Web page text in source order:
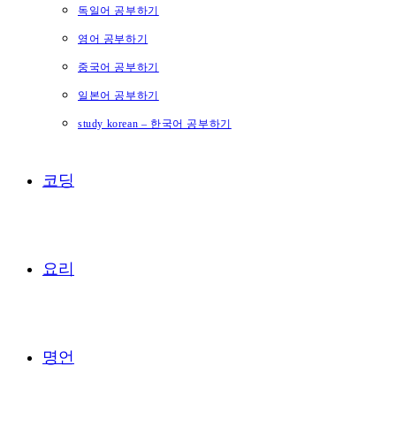
독일어 공부하기
영어 공부하기
중국어 공부하기
일본어 공부하기
study korean – 한국어 공부하기
코딩
요리
명언